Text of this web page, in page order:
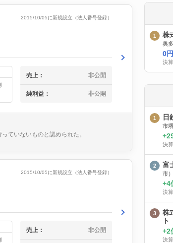
2015/10/05に新規設立（法人番号登録）
売上： 非公開
純利益： 非公開
ていないものと認められた。
2015/10/05に新規設立（法人番号登録）
売上： 非公開
株
奥
0円
決
日
市堺
決
富
市）
4
決
株
ト
2
決